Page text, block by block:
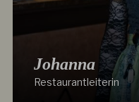
Johanna
Restaurantleiterin